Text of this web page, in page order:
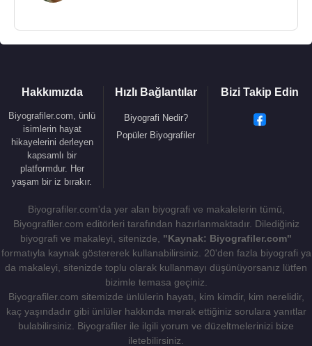
Hakkımızda
Biyografiler.com, ünlü
isimlerin hayat
hikayelerini derleyen
kapsamlı bir
platformdur. Her
yaşam bir iz bırakır.
Hızlı Bağlantılar
Biyografi Nedir?
Popüler Biyografiler
Bizi Takip Edin
Biyografiler.com'da yer alan biyografi ve makalelerin tümü,
Biyografiler.com editörleri tarafından hazırlanmaktadır. Dilediğiniz
biyografi ve makaleyi, sitenizde, "Kaynak: Biyografiler.com"
formatıyla kaynak göstererek kullanabilirsiniz. 20'den fazla biyografi ya
da makaleyi, sitenizde toplu olarak kullanmayı düşünüyorsanız lütfen
bizimle temasa geçiniz.
Biyografiler.com sitemizde ünlülerin hayatı, kim kimdir, kim nerelidir,
kaç yaşındadır gibi ünlüler hakkında merak ettiğiniz sorulara yanıtlar
bulabilirsiniz. Biyografiler ile ilgili yorum ve düzeltmelerinizi bize
iletebilirsiniz.